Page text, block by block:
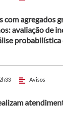
com agregados
avaliação de
Avisos